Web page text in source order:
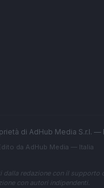
di AdHub Media S.r.l. —
da AdHub Media — Italia
dalla redazione con il supporto
con autori indipendenti.